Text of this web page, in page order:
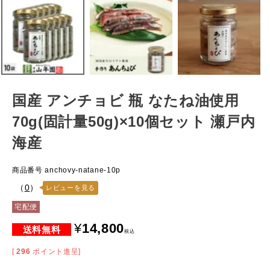
国産 アンチョビ 瓶 なたね油使用
70g(固計量50g)×10個セット 瀬戸内
海産
商品番号 anchovy-natane-10p
（0） レビューを見る
宅配便
¥14,800税込
[ 296 ポイント進呈]